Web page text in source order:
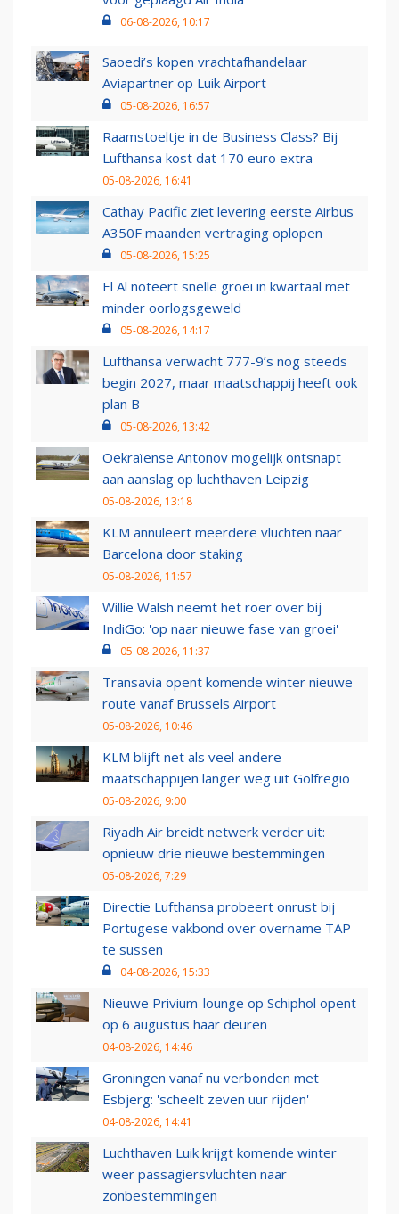
06-08-2026, 10:17
Saoedi’s kopen vrachtafhandelaar
Aviapartner op Luik Airport
05-08-2026, 16:57
Raamstoeltje in de Business Class? Bij
Lufthansa kost dat 170 euro extra
05-08-2026, 16:41
Cathay Pacific ziet levering eerste Airbus
A350F maanden vertraging oplopen
05-08-2026, 15:25
El Al noteert snelle groei in kwartaal met
minder oorlogsgeweld
05-08-2026, 14:17
Lufthansa verwacht 777-9’s nog steeds
begin 2027, maar maatschappij heeft ook
plan B
05-08-2026, 13:42
Oekraïense Antonov mogelijk ontsnapt
aan aanslag op luchthaven Leipzig
05-08-2026, 13:18
KLM annuleert meerdere vluchten naar
Barcelona door staking
05-08-2026, 11:57
Willie Walsh neemt het roer over bij
IndiGo: 'op naar nieuwe fase van groei'
05-08-2026, 11:37
Transavia opent komende winter nieuwe
route vanaf Brussels Airport
05-08-2026, 10:46
KLM blijft net als veel andere
maatschappijen langer weg uit Golfregio
05-08-2026, 9:00
Riyadh Air breidt netwerk verder uit:
opnieuw drie nieuwe bestemmingen
05-08-2026, 7:29
Directie Lufthansa probeert onrust bij
Portugese vakbond over overname TAP
te sussen
04-08-2026, 15:33
Nieuwe Privium-lounge op Schiphol opent
op 6 augustus haar deuren
04-08-2026, 14:46
Groningen vanaf nu verbonden met
Esbjerg: 'scheelt zeven uur rijden'
04-08-2026, 14:41
Luchthaven Luik krijgt komende winter
weer passagiersvluchten naar
zonbestemmingen